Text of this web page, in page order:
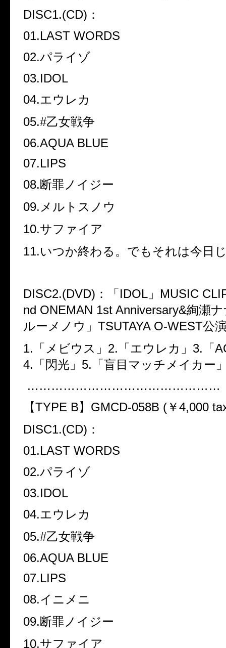
DISC1.(CD) ：
01.LAST WORDS
02.パライゾ
03.IDOL
04.エウレカ
05.#乙女戦争
06.AQUA BLUE
07.LIPS
08.断罪ノイジー
09. メルトスノウ
10.サファイア
11.いつか終わる。でもそれは今日
DISC2.(DVD) ：「 IDOL 」 MUSIC
nd ONEMAN 1st Anniversary&絢瀬
ルーメノウ」 TSUTAYA O-WEST公
1. 「メビウス」 2. 「エウレカ」 3. 「
4. 「閃光」 5. 「盲目マッチメイカー
…………………………………………
【TYPE B】 GMCD-058B ( ￥4,000
DISC1.(CD) ：
01.LAST WORDS
02.パライゾ
03.IDOL
04.エウレカ
05.#乙女戦争
06.AQUA BLUE
07.LIPS
08.イニメニ
09.断罪ノイジー
10.サファイア